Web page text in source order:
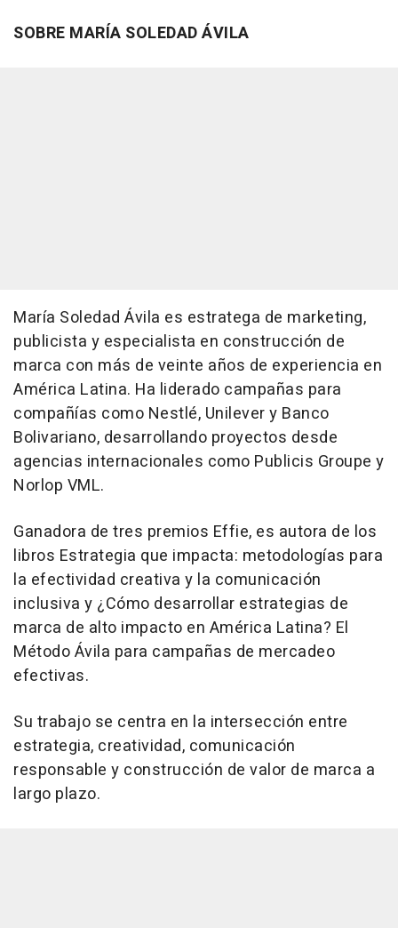
SOBRE MARÍA SOLEDAD ÁVILA
María Soledad Ávila es estratega de marketing,
publicista y especialista en construcción de
marca con más de veinte años de experiencia en
América Latina. Ha liderado campañas para
compañías como Nestlé, Unilever y Banco
Bolivariano, desarrollando proyectos desde
agencias internacionales como Publicis Groupe y
Norlop VML.
Ganadora de tres premios Effie, es autora de los
libros Estrategia que impacta: metodologías para
la efectividad creativa y la comunicación
inclusiva y ¿Cómo desarrollar estrategias de
marca de alto impacto en América Latina? El
Método Ávila para campañas de mercadeo
efectivas.
Su trabajo se centra en la intersección entre
estrategia, creatividad, comunicación
responsable y construcción de valor de marca a
largo plazo.